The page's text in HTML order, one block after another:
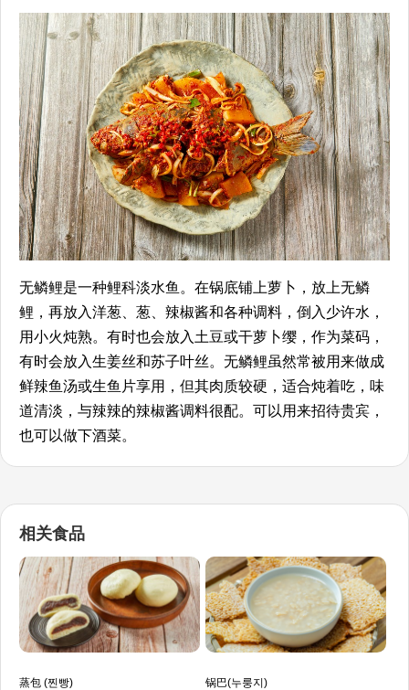
无鳞鲤是一种鲤科淡水鱼。在锅底铺上萝卜，放上无鳞
鲤，再放入洋葱、葱、辣椒酱和各种调料，倒入少许水，
用小火炖熟。有时也会放入土豆或干萝卜缨，作为菜码，
有时会放入生姜丝和苏子叶丝。无鳞鲤虽然常被用来做成
鲜辣鱼汤或生鱼片享用，但其肉质较硬，适合炖着吃，味
道清淡，与辣辣的辣椒酱调料很配。可以用来招待贵宾，
也可以做下酒菜。
相关食品
蒸包 (찐빵) 锅巴(누룽지)